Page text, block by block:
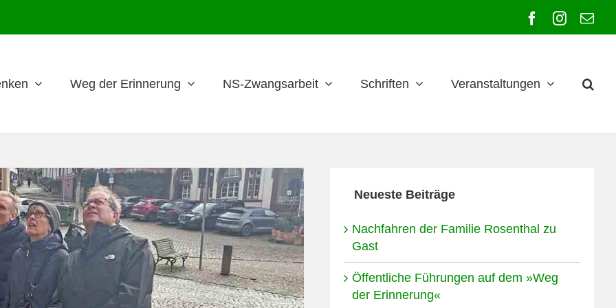
FacebookE-
Weg der Erinnerung NS-Zwangsarbeit Schriften Veranstaltungen
Neueste Beiträge
Nachfahren der Familie Rosenthal zu
Gast
Öffentliche Führungen auf dem »Weg
der Erinnerung«